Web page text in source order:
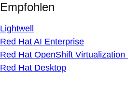
Empfohlen
Lightwell
Red Hat AI Enterprise
Red Hat OpenShift Virtualization
Red Hat Desktop